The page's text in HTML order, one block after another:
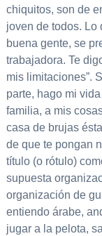
chiquitos, son de
joven de todos. Lo
buena gente, se
trabajadora. Te
mis limitaciones”.
parte, hago mi
familia, a mis
casa de brujas
de que te pongan
título (o rótulo)
supuesta
organización de
entiendo árabe,
jugar a la pelota,